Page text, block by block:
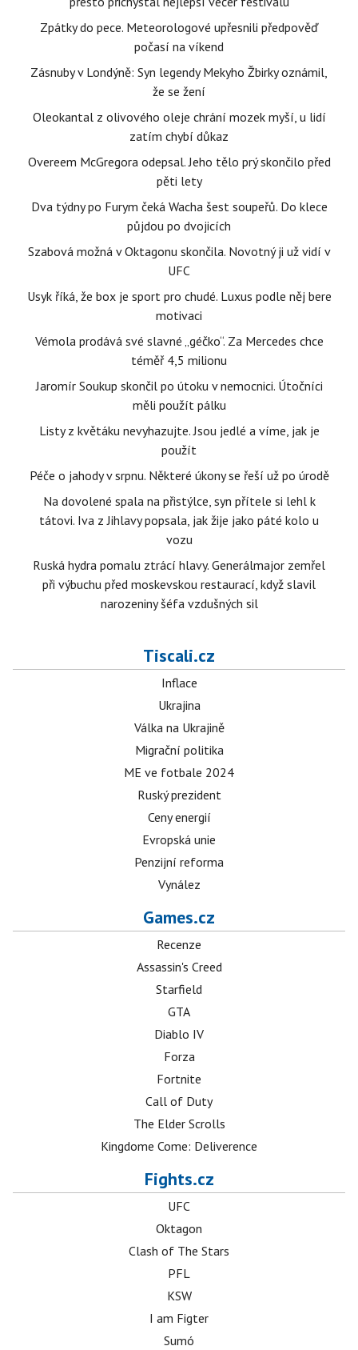
Zpátky do pece. Meteorologové upřesnili předpověď
počasí na víkend
Zásnuby v Londýně: Syn legendy Mekyho Žbirky oznámil,
že se žení
Oleokantal z olivového oleje chrání mozek myší, u lidí
zatím chybí důkaz
Overeem McGregora odepsal. Jeho tělo prý skončilo před
pěti lety
Dva týdny po Furym čeká Wacha šest soupeřů. Do klece
půjdou po dvojicích
Szabová možná v Oktagonu skončila. Novotný ji už vidí v
UFC
Usyk říká, že box je sport pro chudé. Luxus podle něj bere
motivaci
Vémola prodává své slavné „géčko“. Za Mercedes chce
téměř 4,5 milionu
Jaromír Soukup skončil po útoku v nemocnici. Útočníci
měli použít pálku
Listy z květáku nevyhazujte. Jsou jedlé a víme, jak je
použít
Péče o jahody v srpnu. Některé úkony se řeší už po úrodě
Na dovolené spala na přistýlce, syn přítele si lehl k
tátovi. Iva z Jihlavy popsala, jak žije jako páté kolo u
vozu
Ruská hydra pomalu ztrácí hlavy. Generálmajor zemřel
při výbuchu před moskevskou restaurací, když slavil
narozeniny šéfa vzdušných sil
Tiscali.cz
Inflace
Ukrajina
Válka na Ukrajině
Migrační politika
ME ve fotbale 2024
Ruský prezident
Ceny energií
Evropská unie
Penzijní reforma
Vynález
Games.cz
Recenze
Assassin's Creed
Starfield
GTA
Diablo IV
Forza
Fortnite
Call of Duty
The Elder Scrolls
Kingdome Come: Deliverence
Fights.cz
UFC
Oktagon
Clash of The Stars
PFL
KSW
I am Figter
Sumó